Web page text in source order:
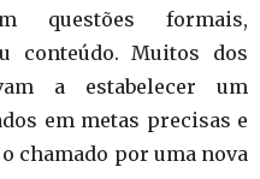
questões formais,
conteúdo. Muitos dos
a estabelecer um
em metas precisas e
chamado por uma nova